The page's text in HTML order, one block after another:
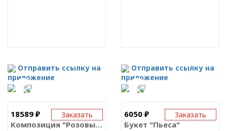
Отправить ссылку на
приложение
Отправить ссылку на
приложение
Заказать
6050 ₽
Букет "Пьеса"
Заказать
18589 ₽
Композиция "Розовый фонтан"